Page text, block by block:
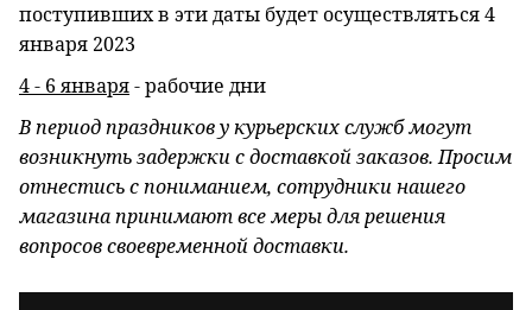
поступивших в эти даты будет осуществляться 4
января 2023
4 - 6 января- рабочие дни
В период праздников у курьерских служб могут
возникнуть задержки с доставкой заказов. Просим
отнестись с пониманием, сотрудники нашего
магазина принимают все меры для решения
вопросов своевременной доставки.